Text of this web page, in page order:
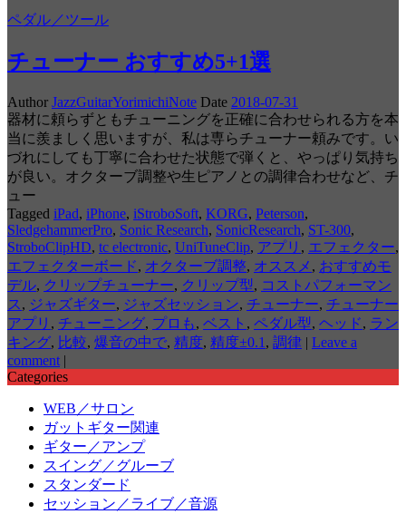
ペダル／ツール
チューナー おすすめ5+1選
Author JazzGuitarYorimichiNote Date 2018-07-31
器材に頼らずともチューニングを正確に合わせられる方を本
当に羨ましく思いますが、私は専らチューナー頼みです。い
づれにしても丁寧に合わせた状態で弾くと、やっぱり気持ち
が良い。オクターブ調整や生ピアノとの調律合わせなど、チ
ュー
Tagged iPad, iPhone, iStroboSoft, KORG, Peterson,
SledgehammerPro, Sonic Research, SonicResearch, ST-300,
StroboClipHD, tc electronic, UniTuneClip, アプリ , エフェクター,
エフェクターボード, オクターブ調整, オススメ , おすすめモ
デル, クリップチューナー, クリップ型, コストパフォーマン
ス , ジャズギター, ジャズセッション, チューナー, チューナー
アプリ , チューニング, プロも, ベスト , ペダル型, ヘッド, ラン
キング, 比較, 爆音の中で, 精度, 精度±0.1 , 調律 | Leave a
comment |
Categories
WEB／サロン
ガットギター関連
ギター／アンプ
スイング／グルーブ
スタンダード
セッション／ライブ／音源